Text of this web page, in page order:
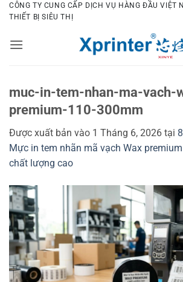
Bỏ
qua
dung
CÔNG TY CUNG CẤP DỊCH VỤ HÀNG ĐẦU VIỆT
THIẾT BỊ SIÊU THỊ
muc-in-tem-nhan-ma-vach-
premium-110-300mm
Được xuất bản vào 1 Tháng 6, 2026 tại
Mực in tem nhãn mã vạch Wax
chất lượng cao